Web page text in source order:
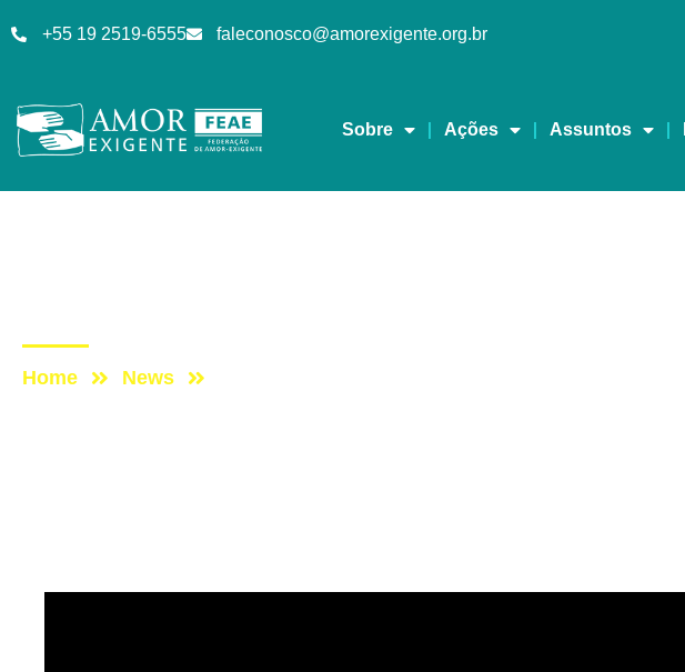
+55 19 2519-6555 faleconosco@amorexigente.org.br
Sobre Ações Assuntos
Home News